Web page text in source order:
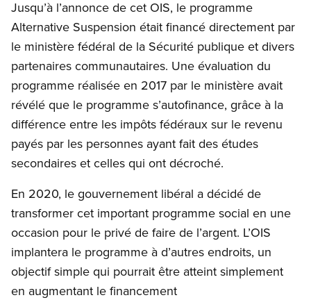
Jusqu’à l’annonce de cet OIS, le programme
Alternative Suspension était financé directement par
le ministère fédéral de la Sécurité publique et divers
partenaires communautaires. Une évaluation du
programme réalisée en 2017 par le ministère avait
révélé que le programme s’autofinance, grâce à la
différence entre les impôts fédéraux sur le revenu
payés par les personnes ayant fait des études
secondaires et celles qui ont décroché.
En 2020, le gouvernement libéral a décidé de
transformer cet important programme social en une
occasion pour le privé de faire de l’argent. L’OIS
implantera le programme à d’autres endroits, un
objectif simple qui pourrait être atteint simplement
en augmentant le financement